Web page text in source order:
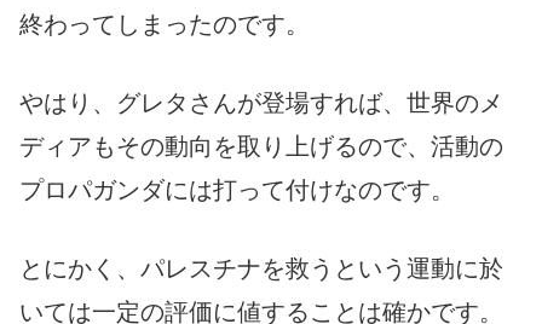
終わってしまったのです。
やはり、グレタさんが登場すれば、世界のメ
ディアもその動向を取り上げるので、活動の
プロパガンダには打って付けなのです。
とにかく、パレスチナを救うという運動に於
いては一定の評価に値することは確かです。